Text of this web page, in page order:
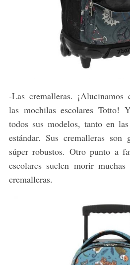
-Las cremalleras. ¡Alucinamos
las mochilas escolares Totto!
todos sus modelos, tanto en
estándar. Sus cremalleras son
súper robustos. Otro punto a
escolares suelen morir
cremalleras.